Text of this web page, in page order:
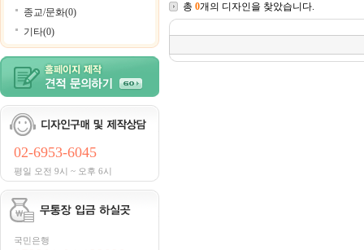
종교/문화(0)
기타(0)
02-6953-6045
평일 오전 9시 ~ 오후 6시
국민은행
총 0개의 디자인을 찾았습니다.